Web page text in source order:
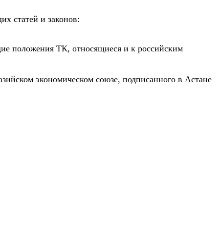
статей и законов:
положения ТК, относящиеся и к российским
экономическом союзе, подписанного в Астане